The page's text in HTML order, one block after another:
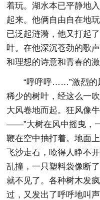
着玩。湖水本已平静地
起来。他俩自由自在地
已泛起涟漪，他又打起
叶。在他深沉苍劲的歌
和理想的诗意和青春的激
“呼呼呼……”激烈的
稀少的树叶，经这么一
大风卷地而起。狂风像
——”大树在风中摇曳，
鞭在空中抽打着。地面
飞沙走石，呛得人睁不
乱撞，一只塑料袋像断
就不见了。各种树木发
过，又发出了呼呼地叫声